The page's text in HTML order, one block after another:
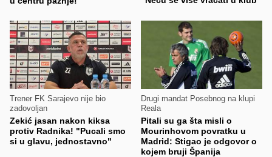
Trener FK Sarajevo nije bio
zadovoljan
Zekić jasan nakon kiksa
protiv Radnika! "Pucali smo
si u glavu, jednostavno"
Drugi mandat Posebnog na klupi
Reala
Pitali su ga šta misli o
Mourinhovom povratku u
Madrid: Stigao je odgovor o
kojem bruji Španija